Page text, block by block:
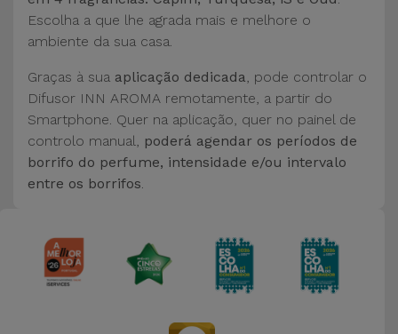
Escolha a que lhe agrada mais e melhore o
ambiente da sua casa.
Graças à sua aplicação dedicada, pode controlar o
Difusor INN AROMA remotamente, a partir do
Smartphone. Quer na aplicação, quer no painel de
controlo manual, poderá agendar os períodos de
borrifo do perfume, intensidade e/ou intervalo
entre os borrifos.